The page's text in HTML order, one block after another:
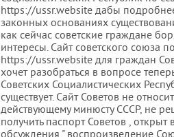
https://ussr.website дабы
законных основаниях
как сейчас советские граждане
интересы. Сайт советского союза
https://ussr.website для граждан
хочет разобраться в вопросе
Советских Социалистических
существует. Сайт Советов не
действующему минюсту СССР, не
получить паспорт Советов ,